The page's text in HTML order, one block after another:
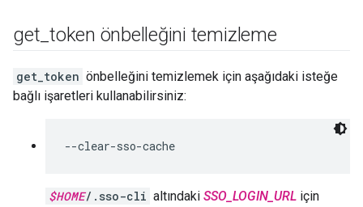
get _token önbelleğini temizleme
get_token önbelleğini temizlemek için aşağıdaki isteğe
bağlı işaretleri kullanabilirsiniz:
--clear-sso-cache
$HOME/.sso-cli altındaki SSO_LOGIN_URL için